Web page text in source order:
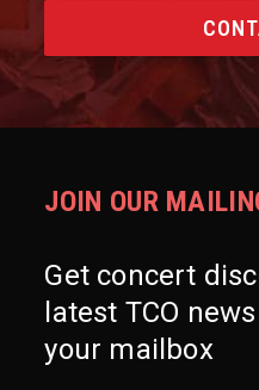
JOIN OUR
Get concert
latest TCO
your mailbox